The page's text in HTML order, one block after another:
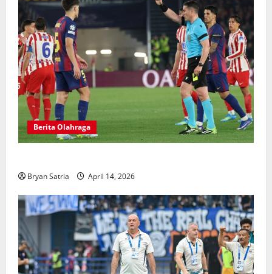
Berita Olahraga
Bryan Satria April 14, 2026